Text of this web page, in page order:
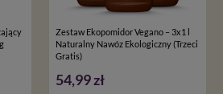
Zestaw Ekopomidor Vegano – 3x1 l
Naturalny Nawóz Ekologiczny (Trzeci
Gratis)
54,99 zł